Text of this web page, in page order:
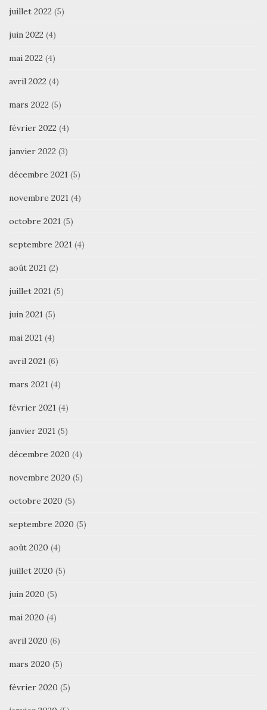
juillet 2022 (5)
juin 2022 (4)
mai 2022 (4)
avril 2022 (4)
mars 2022 (5)
février 2022 (4)
janvier 2022 (3)
décembre 2021 (5)
novembre 2021 (4)
octobre 2021 (5)
septembre 2021 (4)
août 2021 (2)
juillet 2021 (5)
juin 2021 (5)
mai 2021 (4)
avril 2021 (6)
mars 2021 (4)
février 2021 (4)
janvier 2021 (5)
décembre 2020 (4)
novembre 2020 (5)
octobre 2020 (5)
septembre 2020 (5)
août 2020 (4)
juillet 2020 (5)
juin 2020 (5)
mai 2020 (4)
avril 2020 (6)
mars 2020 (5)
février 2020 (5)